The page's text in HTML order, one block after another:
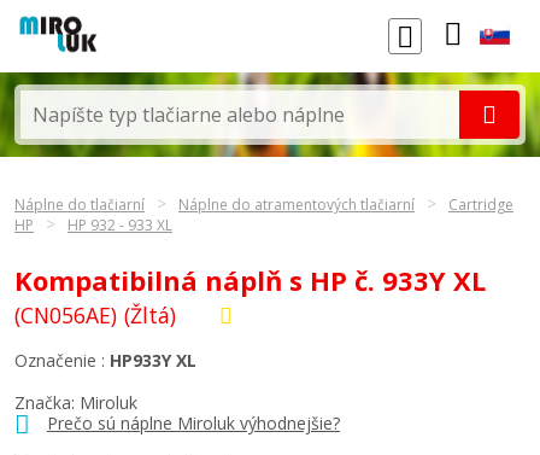
Náplne do tlačiarní Náplne do atramentových tlačiarní
Cartridge
HP
HP 932 - 933 XL
Kompatibilná náplň s HP č. 933Y XL
(CN056AE) (Žltá)
Značka: Miroluk
Prečo sú náplne Miroluk výhodnejšie?
Označenie : HP933Y XL